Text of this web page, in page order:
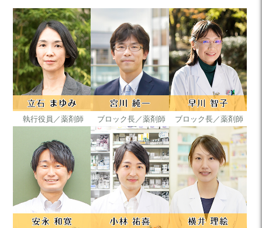
執行役員／薬剤師 ブロック長／薬剤師 ブロック長／薬剤師